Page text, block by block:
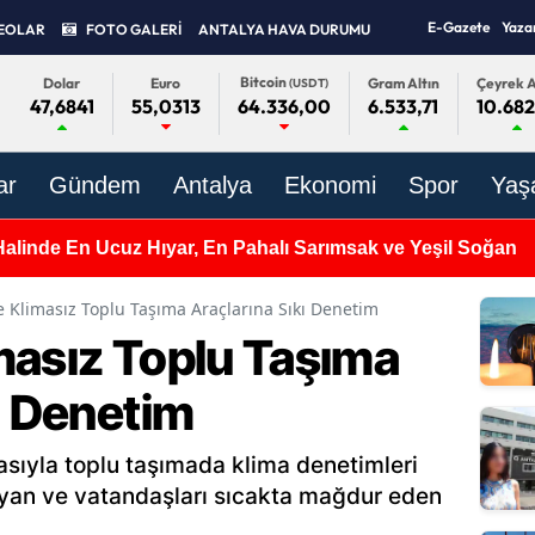
FOTO GALERİ ANTALYA HAVA DURUMU E-Gazete
Dolar
47,6841
Euro
55,0313
Bitcoin(USDT)
64.336,00
Gram Altın
6.533,71
Çeyrek
Gündem Antalya Ekonomi Spor
En Ucuz Hıyar, En Pahalı Sarımsak ve Yeşil Soğan
Toplu Taşıma Araçlarına Sıkı Denetim
Toplu Taşıma
Denetim
toplu taşımada klima denetimleri
ve vatandaşları sıcakta mağdur eden